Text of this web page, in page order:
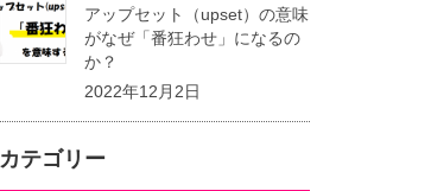
アップセット（upset）の意味
がなぜ「番狂わせ」になるの
か？
2022年12月2日
カテゴリー